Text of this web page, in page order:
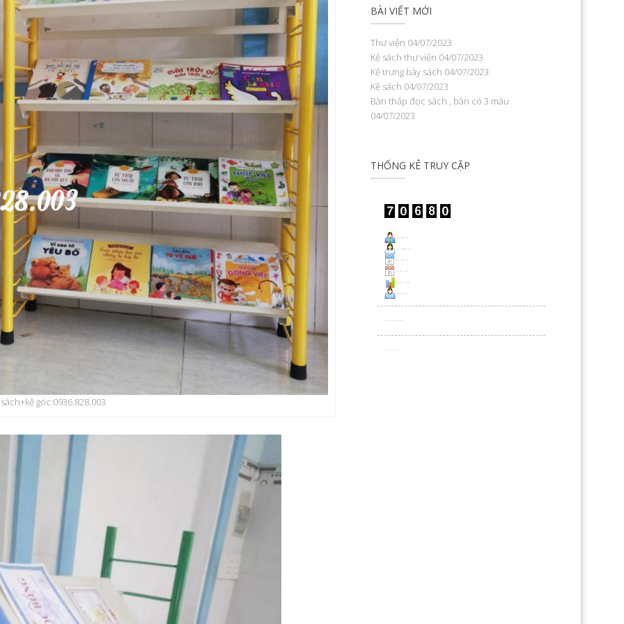
góc:0936.828.003
BÀI VIẾT MỚI
Thư viện 04/07/2023
Kệ sách thư viện 04/07/2023
Kệ trưng bày sách 04/07/2023
Kệ sách 04/07/2023
Bàn thấp đọc sách , bàn có 3 màu
04/07/2023
THỐNG KÊ TRUY CẬP
Your IP Address: 216.73.216.163
Server Time: 26-08-06